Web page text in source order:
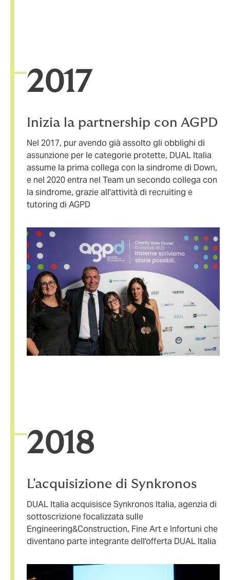
2017
Inizia la partnership con AGPD
Nel 2017, pur avendo già assolto gli obblighi di
assunzione per le categorie protette, DUAL Italia
assume la prima collega con la sindrome di Down,
e nel 2020 entra nel Team un secondo collega con
la sindrome, grazie all'attività di recruiting e
tutoring di AGPD
2018
L'acquisizione di Synkronos
DUAL Italia acquisisce Synkronos Italia, agenzia di
sottoscrizione focalizzata sulle
Engineering&Construction, Fine Art e Infortuni che
diventano parte integrante dell'offerta DUAL Italia